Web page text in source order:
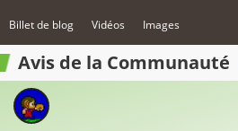
Billet de blog Vidéos Images
Avis de la Communauté